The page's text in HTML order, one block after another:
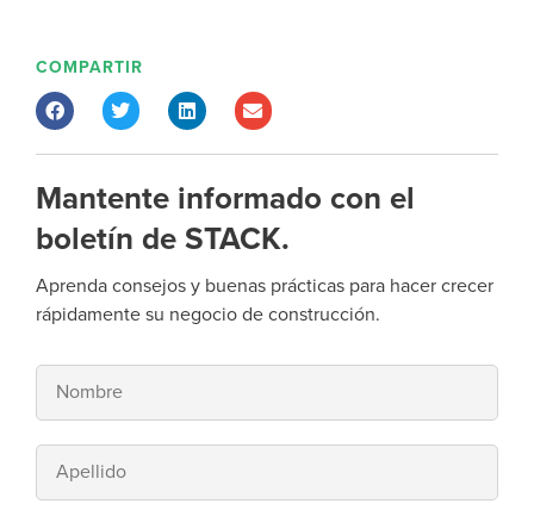
COMPARTIR
Mantente informado con el
boletín de STACK.
Aprenda consejos y buenas prácticas para hacer crecer
rápidamente su negocio de construcción.